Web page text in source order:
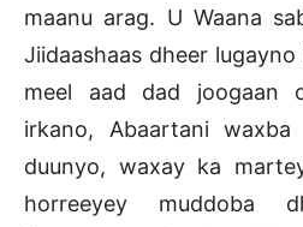
maanu arag. U Waana
Jiidaashaas dheer
meel aad dad joogaan
irkano, Abaartani
duunyo, waxay ka
horreeyey muddoba